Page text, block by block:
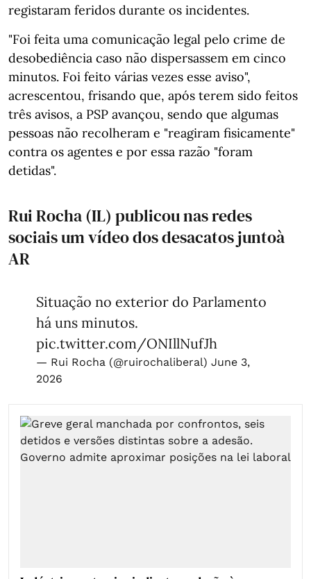
registaram feridos durante os incidentes.
"Foi feita uma comunicação legal pelo crime de
desobediência caso não dispersassem em cinco
minutos. Foi feito várias vezes esse aviso",
acrescentou, frisando que, após terem sido feitos
três avisos, a PSP avançou, sendo que algumas
pessoas não recolheram e "reagiram fisicamente"
contra os agentes e por essa razão "foram
detidas".
Rui Rocha (IL) publicou nas redes
sociais um vídeo dos desacatos juntoà
AR
Situação no exterior do Parlamento
há uns minutos.
pic.twitter.com/ONIllNufJh
— Rui Rocha (@ruirochaliberal) June 3,
2026